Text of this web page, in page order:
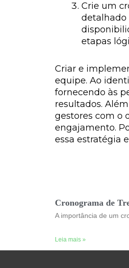
Crie um
detalhado
etapas
Criar e
equipe. Ao
fornecendo às
resultados.
gestores com o
engajamento.
essa estratégia
Cronograma de
A importância de um
Leia mais »